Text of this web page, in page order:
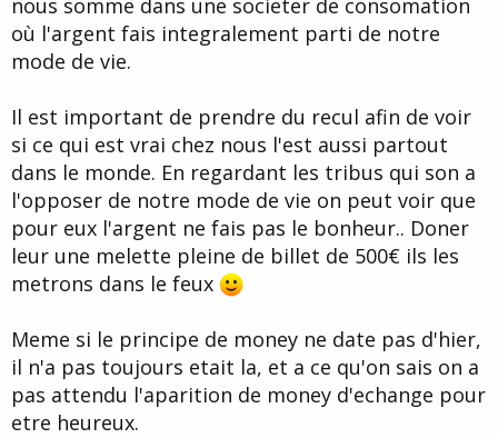
nous somme dans une societer de consomation
où l'argent fais integralement parti de notre
mode de vie.
Il est important de prendre du recul afin de voir
si ce qui est vrai chez nous l'est aussi partout
dans le monde. En regardant les tribus qui son a
l'opposer de notre mode de vie on peut voir que
pour eux l'argent ne fais pas le bonheur.. Doner
leur une melette pleine de billet de 500€ ils les
metrons dans le feux
Meme si le principe de money ne date pas d'hier,
il n'a pas toujours etait la, et a ce qu'on sais on a
pas attendu l'aparition de money d'echange pour
etre heureux.